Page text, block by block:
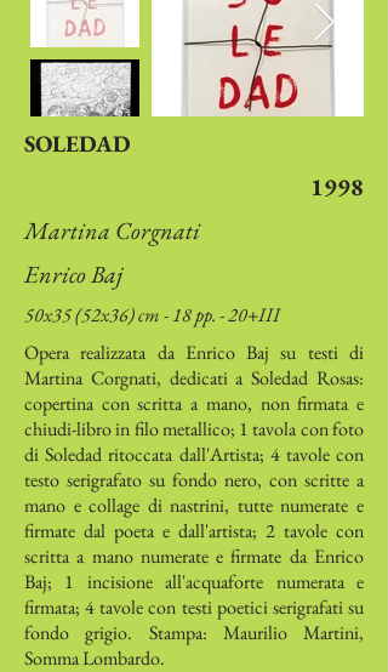
SOLEDAD
1998
Martina Corgnati
Enrico Baj
50x35 (52x36) cm - 18 pp. - 20+III
Opera realizzata da Enrico Baj su testi di
Martina Corgnati, dedicati a Soledad Rosas:
copertina con scritta a mano, non firmata e
chiudi-libro in filo metallico; 1 tavola con foto
di Soledad ritoccata dall'Artista; 4 tavole con
testo serigrafato su fondo nero, con scritte a
mano e collage di nastrini, tutte numerate e
firmate dal poeta e dall'artista; 2 tavole con
scritta a mano numerate e firmate da Enrico
Baj; 1 incisione all'acquaforte numerata e
firmata; 4 tavole con testi poetici serigrafati su
fondo grigio. Stampa: Maurilio Martini,
Somma Lombardo.